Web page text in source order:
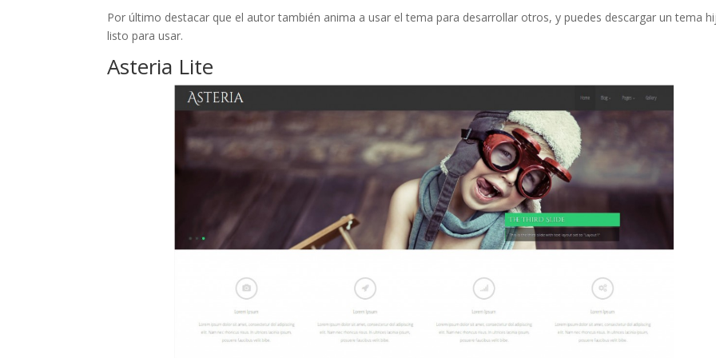
Por último destacar que el autor también anima a usar el tema para desarrollar otros, y puedes descargar un tema
listo para usar.
Asteria Lite